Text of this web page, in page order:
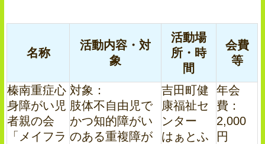
名称
活動内容・対
象
活動場
所・時
間
会費
等
榛南重症心
身障がい児
者親の会
「メイフラ
対象：
肢体不自由児で
かつ知的障がい
のある重複障が
吉田町健
康福祉セ
ンター
はぁとふ
年会
費：
2,000
円